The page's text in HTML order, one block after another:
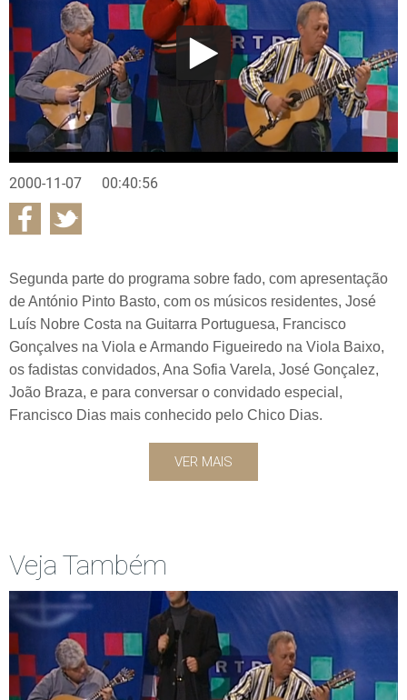
2000-11-07 00:40:56
Segunda parte do programa sobre fado, com apresentação
de António Pinto Basto, com os músicos residentes, José
Luís Nobre Costa na Guitarra Portuguesa, Francisco
Gonçalves na Viola e Armando Figueiredo na Viola Baixo,
os fadistas convidados, Ana Sofia Varela, José Gonçalez,
João Braza, e para conversar o convidado especial,
Francisco Dias mais conhecido pelo Chico Dias.
VER MAIS
Veja Também